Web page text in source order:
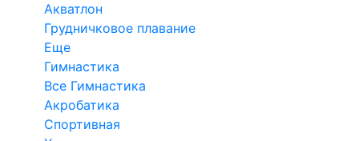
Акватлон
Грудничковое плавание
Еще
Гимнастика
Все Гимнастика
Акробатика
Спортивная